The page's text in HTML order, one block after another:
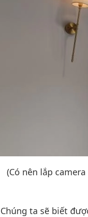
(Có nên lắp
Chúng ta sẽ biết